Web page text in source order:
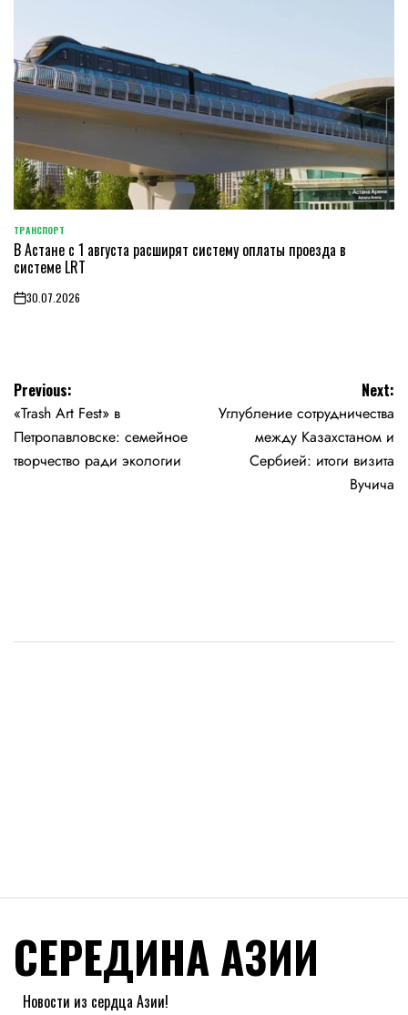
POSTED
IN
ТРАНСПОРТ
В Астане с 1 августа расширят систему оплаты проезда в
системе LRT
on30.07.2026
Навигация
по
записям
Previous:
«Trash Art Fest» в
Петропавловске: семейное
творчество ради экологии
Next:
Углубление сотрудничества
между Казахстаном и
Сербией: итоги визита
Вучича
СЕРЕДИНА АЗИИ
Новости из сердца Азии!